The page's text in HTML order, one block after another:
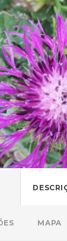
O CMIA UTILIZA
E PARA
DESTE
DA UTILIZAÇÃO
DE
MAPA